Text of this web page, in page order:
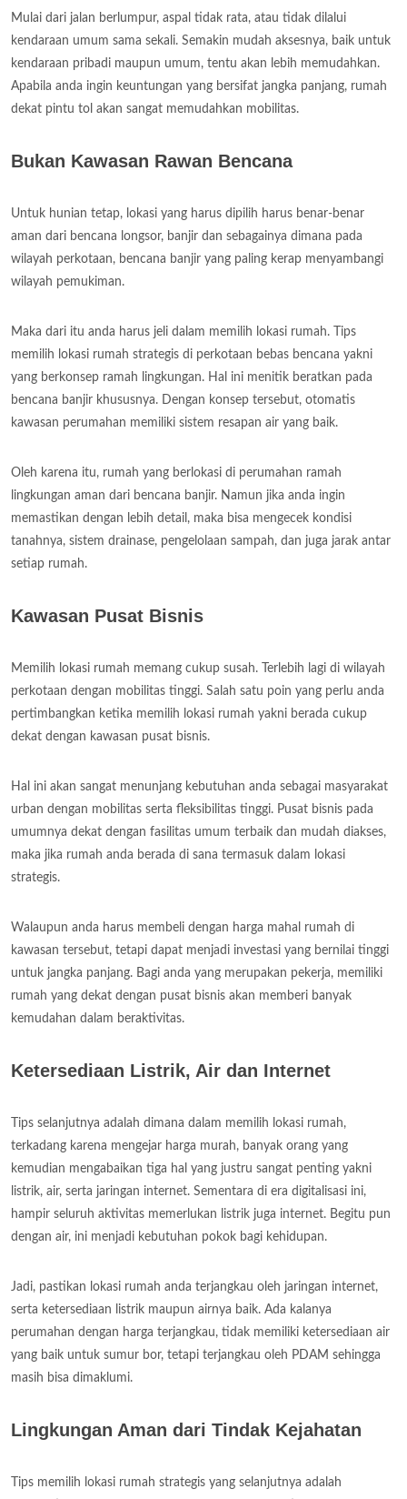
Mulai dari jalan berlumpur, aspal tidak rata, atau tidak dilalui
kendaraan umum sama sekali. Semakin mudah aksesnya, baik untuk
kendaraan pribadi maupun umum, tentu akan lebih memudahkan.
Apabila anda ingin keuntungan yang bersifat jangka panjang, rumah
dekat pintu tol akan sangat memudahkan mobilitas.
Bukan Kawasan Rawan Bencana
Untuk hunian tetap, lokasi yang harus dipilih harus benar-benar
aman dari bencana longsor, banjir dan sebagainya dimana pada
wilayah perkotaan, bencana banjir yang paling kerap menyambangi
wilayah pemukiman.
Maka dari itu anda harus jeli dalam memilih lokasi rumah. Tips
memilih lokasi rumah strategis di perkotaan bebas bencana yakni
yang berkonsep ramah lingkungan. Hal ini menitik beratkan pada
bencana banjir khususnya. Dengan konsep tersebut, otomatis
kawasan perumahan memiliki sistem resapan air yang baik.
Oleh karena itu, rumah yang berlokasi di perumahan ramah
lingkungan aman dari bencana banjir. Namun jika anda ingin
memastikan dengan lebih detail, maka bisa mengecek kondisi
tanahnya, sistem drainase, pengelolaan sampah, dan juga jarak antar
setiap rumah.
Kawasan Pusat Bisnis
Memilih lokasi rumah memang cukup susah. Terlebih lagi di wilayah
perkotaan dengan mobilitas tinggi. Salah satu poin yang perlu anda
pertimbangkan ketika memilih lokasi rumah yakni berada cukup
dekat dengan kawasan pusat bisnis.
Hal ini akan sangat menunjang kebutuhan anda sebagai masyarakat
urban dengan mobilitas serta fleksibilitas tinggi. Pusat bisnis pada
umumnya dekat dengan fasilitas umum terbaik dan mudah diakses,
maka jika rumah anda berada di sana termasuk dalam lokasi
strategis.
Walaupun anda harus membeli dengan harga mahal rumah di
kawasan tersebut, tetapi dapat menjadi investasi yang bernilai tinggi
untuk jangka panjang. Bagi anda yang merupakan pekerja, memiliki
rumah yang dekat dengan pusat bisnis akan memberi banyak
kemudahan dalam beraktivitas.
Ketersediaan Listrik, Air dan Internet
Tips selanjutnya adalah dimana dalam memilih lokasi rumah,
terkadang karena mengejar harga murah, banyak orang yang
kemudian mengabaikan tiga hal yang justru sangat penting yakni
listrik, air, serta jaringan internet. Sementara di era digitalisasi ini,
hampir seluruh aktivitas memerlukan listrik juga internet. Begitu pun
dengan air, ini menjadi kebutuhan pokok bagi kehidupan.
Jadi, pastikan lokasi rumah anda terjangkau oleh jaringan internet,
serta ketersediaan listrik maupun airnya baik. Ada kalanya
perumahan dengan harga terjangkau, tidak memiliki ketersediaan air
yang baik untuk sumur bor, tetapi terjangkau oleh PDAM sehingga
masih bisa dimaklumi.
Lingkungan Aman dari Tindak Kejahatan
Tips memilih lokasi rumah strategis yang selanjutnya adalah